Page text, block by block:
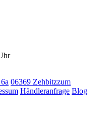
06369 Zehbitzzum
Händleranfrage Blog